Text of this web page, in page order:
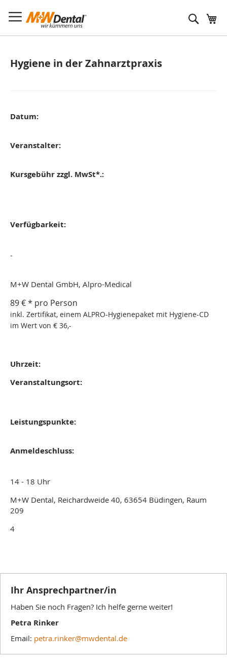
Suche
Hygiene in der Zahnarztpraxis
Datum:
Veranstalter:
Kursgebühr zzgl. MwSt*.:
Verfügbarkeit:
-
M+W Dental GmbH, Alpro-Medical
89 € * pro Person
inkl. Zertifikat, einem ALPRO-Hygienepaket mit Hygiene-CD
im Wert von € 36,-
Uhrzeit:
Veranstaltungsort:
Leistungspunkte:
Anmeldeschluss:
14 - 18 Uhr
M+W Dental, Reichardweide 40, 63654 Büdingen, Raum
209
4
Ihr Ansprechpartner/in
Haben Sie noch Fragen? Ich helfe gerne weiter!
Petra Rinker
Email: petra.rinker@mwdental.de